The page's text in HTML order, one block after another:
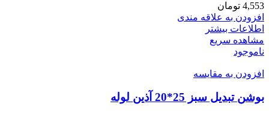
4,553 تومان
افزودن به علاقه مندی
اطلاعات بیشتر
مشاهده سریع
ناموجود
افزودن به مقایسه
بوشن تبدیل سبز 25*20 آذین لوله